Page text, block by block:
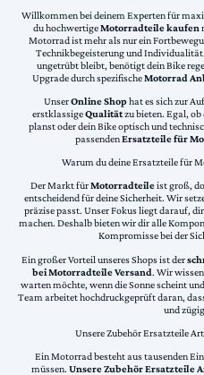
Willkommen bei deinem Experten für
du hochwertigeMotorradteile kaufen
Motorrad ist mehr als nur ein
Technikbegeisterung und
ungetrübt bleibt, benötigt dein Bike
Upgrade durch spezifischeMotorrad
UnserOnline Shophat es sich zur
erstklassigeQualitätzu bieten. Egal, ob
planst oder dein Bike optisch und
passendenErsatzteile für
Warum du deine Ersatzteile für
Der Markt fürMotorradteileist groß,
entscheidend für deine Sicherheit. Wir
präzise passt. Unser Fokus liegt darauf,
machen. Deshalb bieten wir dir alle
Kompromisse bei der
Ein großer Vorteil unseres Shops ist der
bei Motorradteile Versand. Wir
warten möchte, wenn die Sonne scheint
Team arbeitet hochdruckgeprüft daran,
und
Unsere Zubehör Ersatzteile
Ein Motorrad besteht aus tausenden
müssen. Unsere Zubehör Ersatzteile